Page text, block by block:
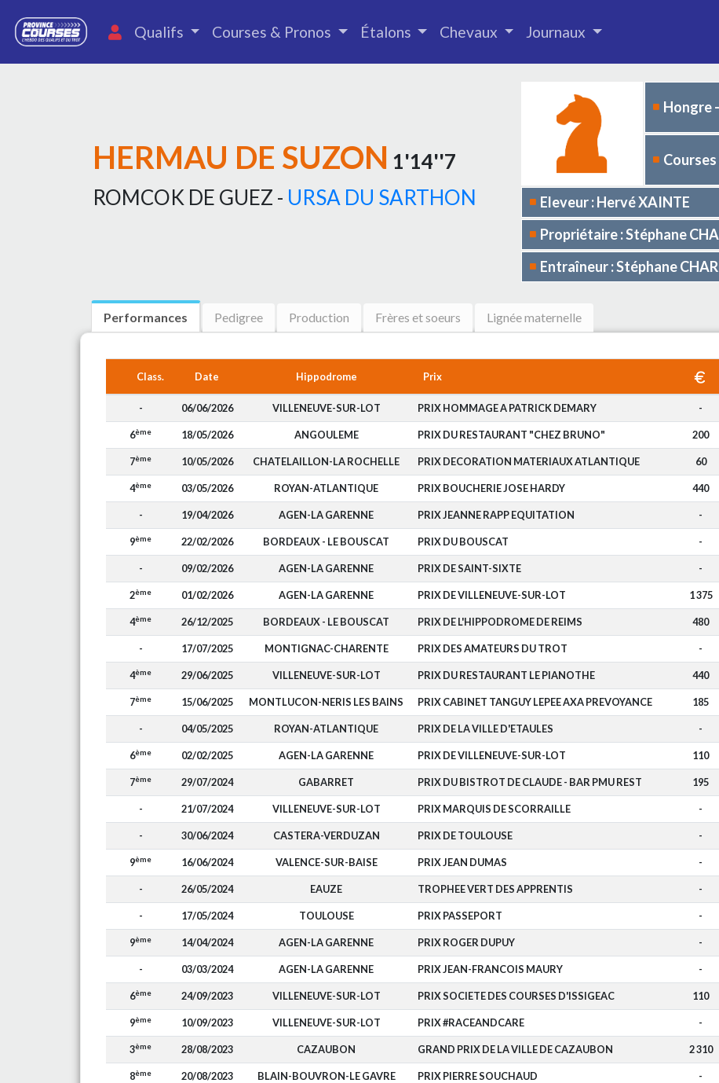
Qualifs Courses & Pronos Étalons Chevaux Journaux
HERMAU DE SUZON 1'14''7
ROMCOK DE GUEZ - URSA DU SARTHON
Hongre
Courses
Eleveur : Hervé XAINTE
Propriétaire : Stéphane
Entraîneur : Stéphane
Performances Pedigree Production Frères et soeurs Lignée maternelle
Class. Date Hippodrome Prix
- 06/06/2026 VILLENEUVE-SUR-LOT PRIX HOMMAGE A PATRICK DEMARY -
6ème 18/05/2026 ANGOULEME PRIX DU RESTAURANT "CHEZ BRUNO" 200
7ème 10/05/2026 CHATELAILLON-LA ROCHELLE PRIX DECORATION MATERIAUX ATLANTIQUE 60
4ème 03/05/2026 ROYAN-ATLANTIQUE PRIX BOUCHERIE JOSE HARDY 440
- 19/04/2026 AGEN-LA GARENNE PRIX JEANNE RAPP EQUITATION -
9ème 22/02/2026 BORDEAUX - LE BOUSCAT PRIX DU BOUSCAT -
- 09/02/2026 AGEN-LA GARENNE PRIX DE SAINT-SIXTE -
2ème 01/02/2026 AGEN-LA GARENNE PRIX DE VILLENEUVE-SUR-LOT 1 375
4ème 26/12/2025 BORDEAUX - LE BOUSCAT PRIX DE L'HIPPODROME DE REIMS 480
- 17/07/2025 MONTIGNAC-CHARENTE PRIX DES AMATEURS DU TROT -
4ème 29/06/2025 VILLENEUVE-SUR-LOT PRIX DU RESTAURANT LE PIANOTHE 440
7ème 15/06/2025 MONTLUCON-NERIS LES BAINS PRIX CABINET TANGUY LEPEE AXA PREVOYANCE 185
- 04/05/2025 ROYAN-ATLANTIQUE PRIX DE LA VILLE D'ETAULES -
6ème 02/02/2025 AGEN-LA GARENNE PRIX DE VILLENEUVE-SUR-LOT 110
7ème 29/07/2024 GABARRET PRIX DU BISTROT DE CLAUDE - BAR PMU REST 195
- 21/07/2024 VILLENEUVE-SUR-LOT PRIX MARQUIS DE SCORRAILLE -
- 30/06/2024 CASTERA-VERDUZAN PRIX DE TOULOUSE -
9ème 16/06/2024 VALENCE-SUR-BAISE PRIX JEAN DUMAS -
- 26/05/2024 EAUZE TROPHEE VERT DES APPRENTIS -
- 17/05/2024 TOULOUSE PRIX PASSEPORT -
9ème 14/04/2024 AGEN-LA GARENNE PRIX ROGER DUPUY -
- 03/03/2024 AGEN-LA GARENNE PRIX JEAN-FRANCOIS MAURY -
6ème 24/09/2023 VILLENEUVE-SUR-LOT PRIX SOCIETE DES COURSES D'ISSIGEAC 110
9ème 10/09/2023 VILLENEUVE-SUR-LOT PRIX #RACEANDCARE -
3ème 28/08/2023 CAZAUBON GRAND PRIX DE LA VILLE DE CAZAUBON 2 310
8ème 20/08/2023 BLAIN-BOUVRON-LE GAVRE PRIX PIERRE SOUCHAUD -